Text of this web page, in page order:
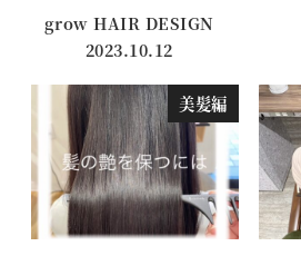
grow HAIR DESIGN
投稿日
2023.10.12
美髪編